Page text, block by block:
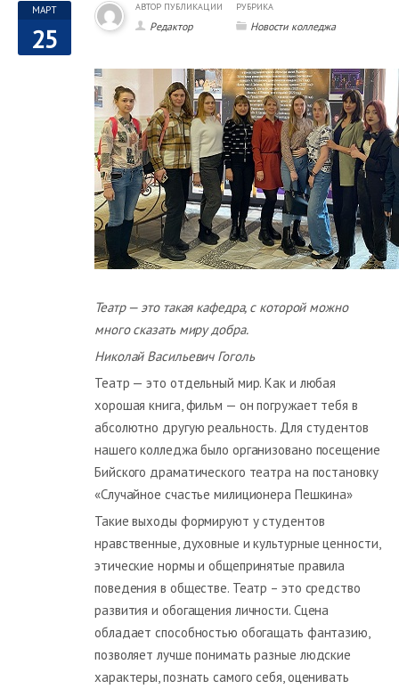
МАРТ
25
АВТОР ПУБЛИКАЦИИ
Редактор
РУБРИКА
Новости колледжа
Театр — это такая кафедра, с которой можно
много сказать миру добра.
Николай Васильевич Гоголь
Театр — это отдельный мир. Как и любая
хорошая книга, фильм — он погружает тебя в
абсолютно другую реальность. Для студентов
нашего колледжа было организовано посещение
Бийского драматического театра на постановку
«Случайное счастье милиционера Пешкина»
Такие выходы формируют у студентов
нравственные, духовные и культурные ценности,
этические нормы и общепринятые правила
поведения в обществе. Театр – это средство
развития и обогащения личности. Сцена
обладает способностью обогащать фантазию,
позволяет лучше понимать разные людские
характеры, познать самого себя, оценивать